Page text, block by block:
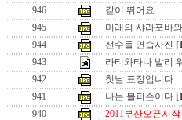
946
같이 뛰어요
945
미래의 샤라포바
944
선수들 연습사진
943
라티와타나 발리
942
첫날 표정입니다
941
나는 볼퍼슨이다
940
2011부산오픈시작